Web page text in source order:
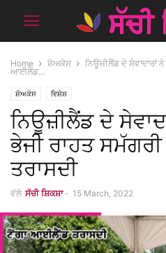
Home ਸ਼ੋਅਕੇਸ
ਨਿਊਜ਼ੀਲੈਂਡ ਦੇ ਸੇਵਾਦਾਰਾਂ
ਆਈਲੈਂਡ...
ਸ਼ੋਅਕੇਸ ਵਿਸ਼ੇਸ਼
ਨਿਊਜ਼ੀਲੈਂਡ ਦੇ
ਭੇਜੀ ਰਾਹਤ
ਤਰਾਸਦੀ
ਵੱਲੋ ਸੱਚੀ ਸ਼ਿਕਸ਼ਾ - 15 March, 2022